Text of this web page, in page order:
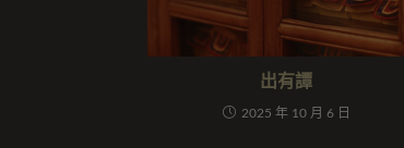
出有譚
2025 年 10 月 6 日